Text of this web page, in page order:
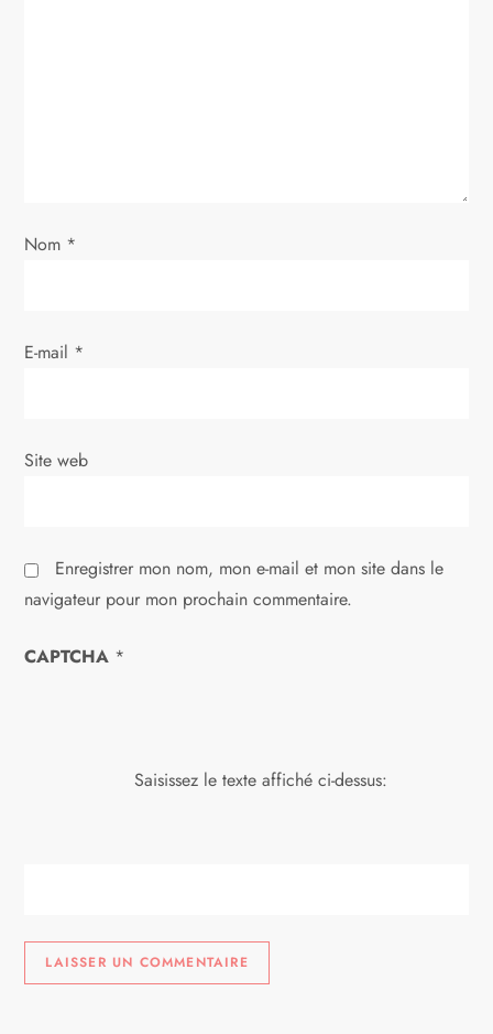
’
r
i
l
e
Nom *
E-mail *
Site web
Enregistrer mon nom, mon e-mail et mon site dans le
navigateur pour mon prochain commentaire.
CAPTCHA *
Saisissez le texte affiché ci-dessus: